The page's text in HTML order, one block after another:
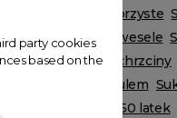
Sukienki wzorzyste
Sukienki na wesele
Sukienki na chrzciny
Sukienki z tiulem
Sukienki dla 50 latek
party cookies
based on the